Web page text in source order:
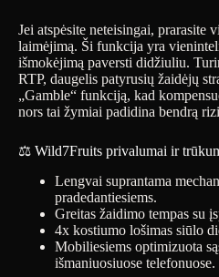
Jei atspėsite neteisingai, prarasite
laimėjimą. Ši funkcija yra
išmokėjimą paversti didžiuliu.
RTP, daugelis patyrusių žaidėjų
„Gamble“ funkciją, kad
nors tai žymiai padidina bendrą
⚖️ Wild7Fruits privalumai ir
Lengvai suprantama
pradedantiesiems.
Greitas žaidimo tempas su
4x kostiumo lošimas siūlo
Mobiliesiems optimizuota
išmaniuosiuose telefonuose.